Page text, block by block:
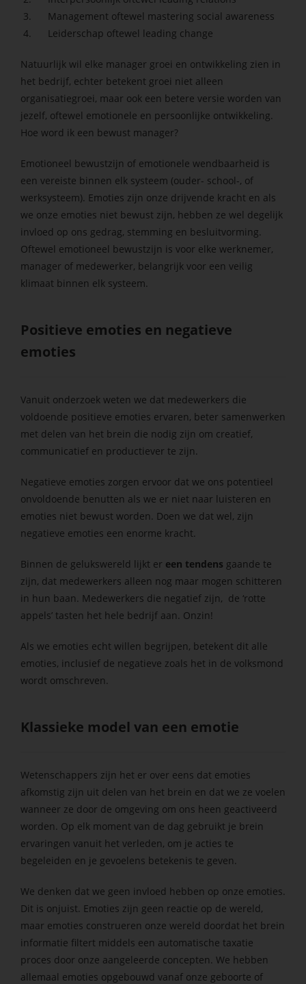
Management oftewel mastering social awareness
Leiderschap oftewel leading change
Natuurlijk wil elke manager groei en ontwikkeling zien in
het bedrijf, echter betekent groei niet alleen
organisatiegroei, maar ook een betere versie worden van
jezelf, oftewel emotionele en persoonlijke ontwikkeling.
Hoe word ik een bewust manager?
Emotioneel bewustzijn of emotionele wendbaarheid is
een vereiste binnen elk systeem (ouder- school-, of
werksysteem). Emoties zijn onze drijvende kracht en als
we onze emoties niet bewust zijn, hebben ze wel degelijk
invloed op ons gedrag, stemming en besluitvorming.
Oftewel emotioneel bewustzijn is voor elke werknemer,
manager of medewerker, belangrijk voor een veilig
klimaat binnen elk systeem.
Positieve emoties en negatieve
emoties
Vanuit onderzoek weten we dat medewerkers die
voldoende positieve emoties ervaren, beter samenwerken
met delen van het brein die nodig zijn om creatief,
communicatief en productiever te zijn.
Negatieve emoties zorgen ervoor dat we ons potentieel
onvoldoende benutten als we er niet naar luisteren en
emoties niet bewust worden. Doen we dat wel, zijn
negatieve emoties een enorme kracht.
Binnen de gelukswereld lijkt er een tendens gaande te
zijn, dat medewerkers alleen nog maar mogen schitteren
in hun baan. Medewerkers die negatief zijn, de ‘rotte
appels’ tasten het hele bedrijf aan. Onzin!
Als we emoties echt willen begrijpen, betekent dit alle
emoties, inclusief de negatieve zoals het in de volksmond
wordt omschreven.
Klassieke model van een emotie
Wetenschappers zijn het er over eens dat emoties
afkomstig zijn uit delen van het brein en dat we ze voelen
wanneer ze door de omgeving om ons heen geactiveerd
worden. Op elk moment van de dag gebruikt je brein
ervaringen vanuit het verleden, om je acties te
begeleiden en je gevoelens betekenis te geven.
We denken dat we geen invloed hebben op onze emoties.
Dit is onjuist. Emoties zijn geen reactie op de wereld,
maar emoties construeren onze wereld doordat het brein
informatie filtert middels een automatische taxatie
proces door onze aangeleerde concepten. We hebben
allemaal emoties opgebouwd vanaf onze geboorte of